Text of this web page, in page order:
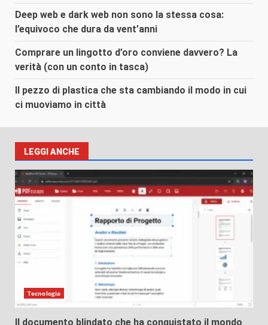
Deep web e dark web non sono la stessa cosa:
l’equivoco che dura da vent’anni
Comprare un lingotto d’oro conviene davvero? La
verità (con un conto in tasca)
Il pezzo di plastica che sta cambiando il modo in cui
ci muoviamo in città
LEGGI ANCHE
Tecnologia
Il documento blindato che ha conquistato il mondo